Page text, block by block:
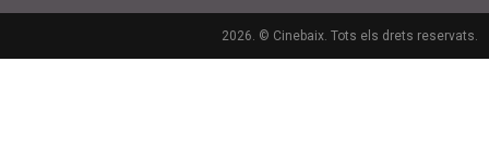
2026. © Cinebaix. Tots els drets reservats.